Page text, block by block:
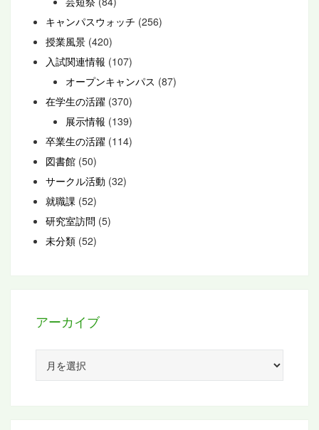
キャンパスウォッチ (256)
授業風景 (420)
入試関連情報 (107)
オープンキャンパス (87)
在学生の活躍 (370)
展示情報 (139)
卒業生の活躍 (114)
図書館 (50)
サークル活動 (32)
就職課 (52)
研究室訪問 (5)
未分類 (52)
アーカイブ
カ